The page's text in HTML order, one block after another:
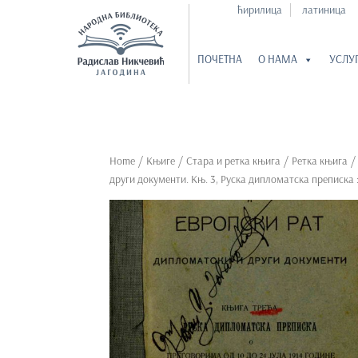
ћирилица латиница
ПОЧЕТНА О НАМА
Home / Књиге / Стара и ретка књига / Ретка књига /
други документи. Књ. 3, Руска дипломатска преписка